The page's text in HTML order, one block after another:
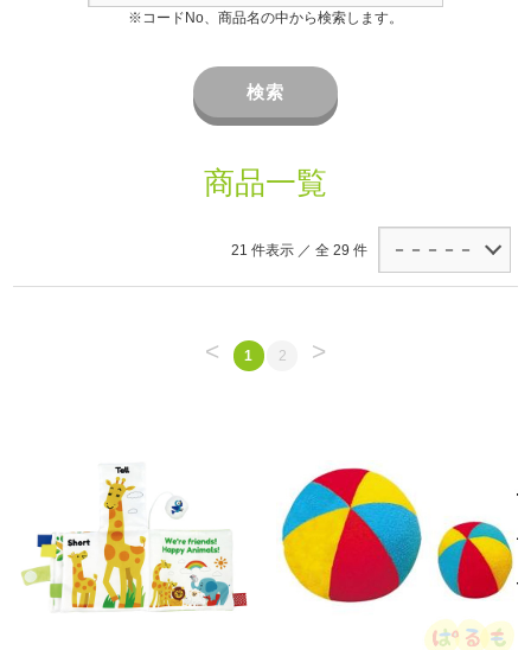
※コードNo、商品名の中から検索します。
検索
商品一覧
21 件表示 ／ 全 29 件
< 1 2 >